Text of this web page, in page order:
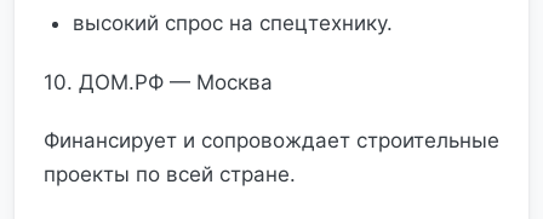
высокий спрос на спецтехнику.
10. ДОМ.РФ — Москва
Финансирует и сопровождает строительные
проекты по всей стране.